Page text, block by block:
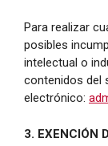
Para realizar
posibles
intelectual o
contenidos del
electrónico:
3. EXENCIÓN